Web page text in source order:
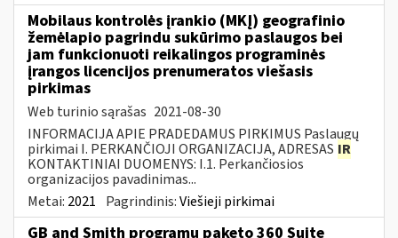
Mobilaus kontrolės įrankio (MKĮ) geografinio
žemėlapio pagrindu sukūrimo paslaugos bei
jam funkcionuoti reikalingos programinės
įrangos licencijos prenumeratos viešasis
pirkimas
Web turinio sąrašas 2021-08-30
INFORMACIJA APIE PRADEDAMUS PIRKIMUS Paslaugų
pirkimai I. PERKANČIOJI ORGANIZACIJA, ADRESAS IR
KONTAKTINIAI DUOMENYS: I.1. Perkančiosios
organizacijos pavadinimas...
Metai: 2021 Pagrindinis:Viešieji pirkimai
GB and Smith programų paketo 360 Suite